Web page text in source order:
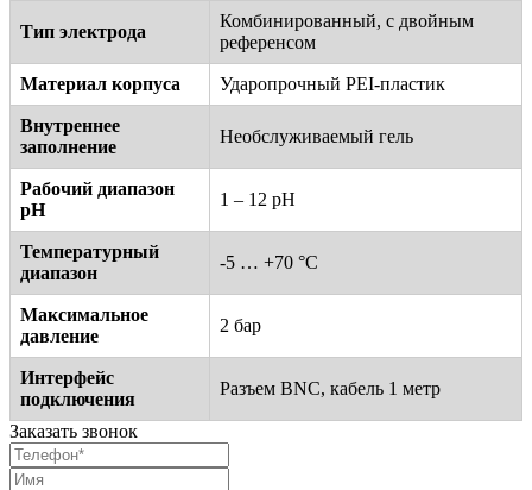
Тип электрода
Комбинированный, с двойным
референсом
Материал корпуса Ударопрочный PEI-пластик
Внутреннее
заполнение
Необслуживаемый гель
Рабочий диапазон
pH
1 – 12 pH
Температурный
диапазон
-5 … +70 °C
Максимальное
давление
2 бар
Интерфейс
подключения
Разъем BNC, кабель 1 метр
Заказать звонок